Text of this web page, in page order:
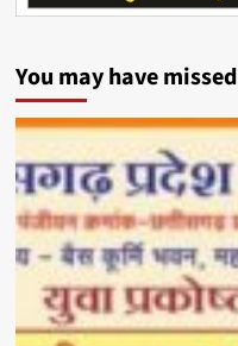
You may have missed